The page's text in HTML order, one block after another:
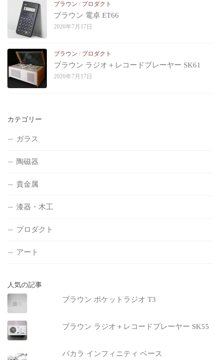
ブラウン / プロダクト
ブラウン 電卓 ET66
2026年7月17日
ブラウン / プロダクト
ブラウン ラジオ＋レコードプレーヤー SK61
2026年7月17日
カテゴリー
ガラス
陶磁器
貴金属
漆器・木工
プロダクト
アート
人気の記事
ブラウン ポケットラジオ T3
ブラウン ラジオ＋レコードプレーヤー SK55
バカラ インフィニティ ベース